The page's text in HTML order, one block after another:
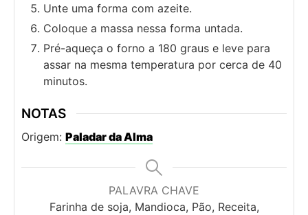
Unte uma forma com azeite.
Coloque a massa nessa forma untada.
Pré-aqueça o forno a 180 graus e leve para
assar na mesma temperatura por cerca de 40
minutos.
NOTAS
Origem: Paladar da Alma
PALAVRA CHAVE
Farinha de soja, Mandioca, Pão, Receita,